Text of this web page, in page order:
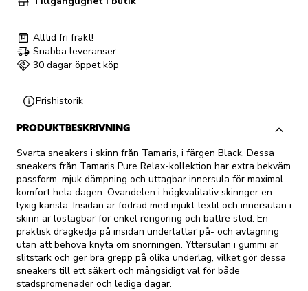
Alltid fri frakt!
Snabba leveranser
30 dagar öppet köp
Prishistorik
PRODUKTBESKRIVNING
Svarta sneakers i skinn från Tamaris, i färgen Black. Dessa
sneakers från Tamaris Pure Relax-kollektion har extra bekväm
passform, mjuk dämpning och uttagbar innersula för maximal
komfort hela dagen. Ovandelen i högkvalitativ skinnger en
lyxig känsla. Insidan är fodrad med mjukt textil och innersulan i
skinn är löstagbar för enkel rengöring och bättre stöd. En
praktisk dragkedja på insidan underlättar på- och avtagning
utan att behöva knyta om snörningen. Yttersulan i gummi är
slitstark och ger bra grepp på olika underlag, vilket gör dessa
sneakers till ett säkert och mångsidigt val för både
stadspromenader och lediga dagar.